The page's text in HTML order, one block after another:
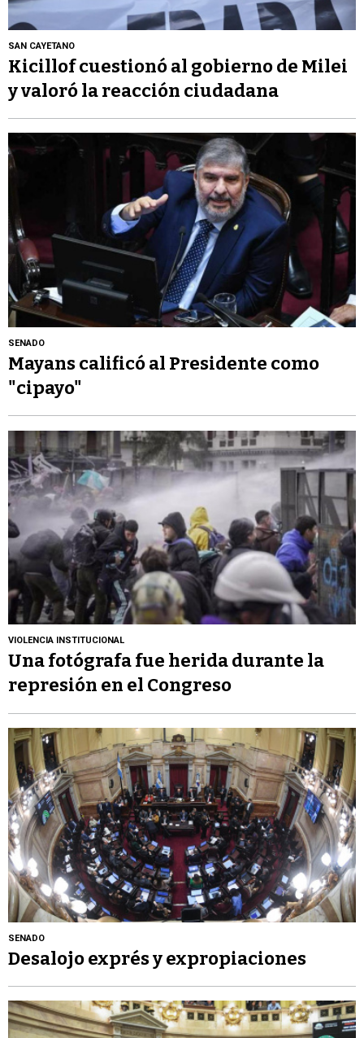
SAN CAYETANO
Kicillof cuestionó al gobierno de Milei
y valoró la reacción ciudadana
SENADO
Mayans calificó al Presidente como
"cipayo"
VIOLENCIA INSTITUCIONAL
Una fotógrafa fue herida durante la
represión en el Congreso
SENADO
Desalojo exprés y expropiaciones